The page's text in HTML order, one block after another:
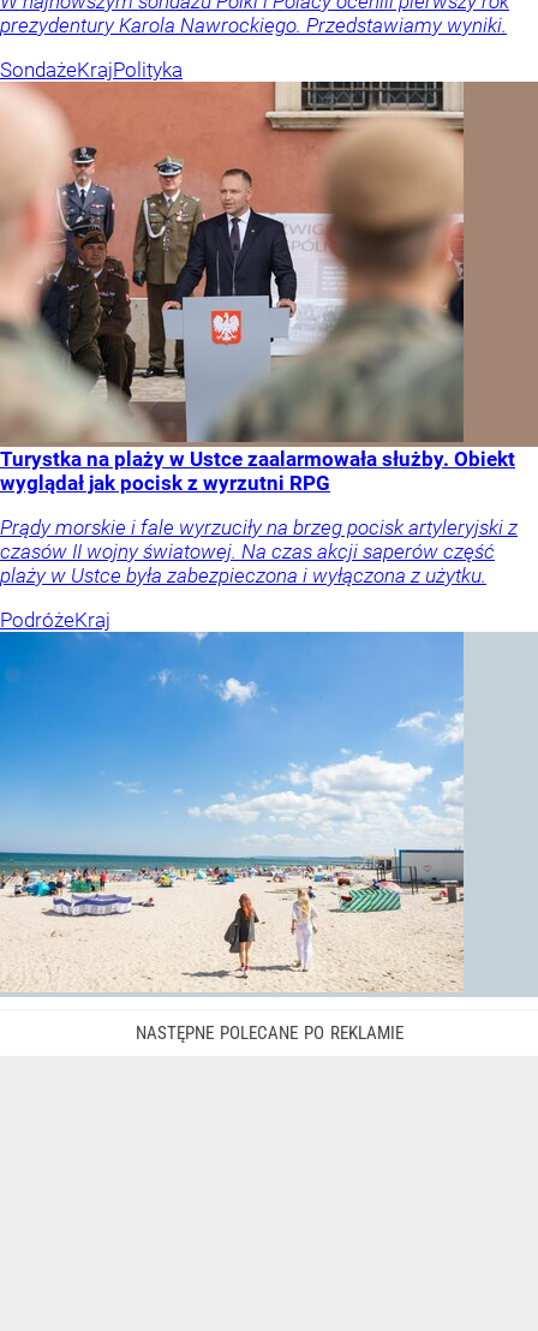
prezydentury Karola Nawrockiego. Przedstawiamy wyniki.
SondażeKrajPolityka
Turystka na plaży w Ustce zaalarmowała służby. Obiekt
wyglądał jak pocisk z wyrzutni RPG
Prądy morskie i fale wyrzuciły na brzeg pocisk artyleryjski z
czasów II wojny światowej. Na czas akcji saperów część
plaży w Ustce była zabezpieczona i wyłączona z użytku.
PodróżeKraj